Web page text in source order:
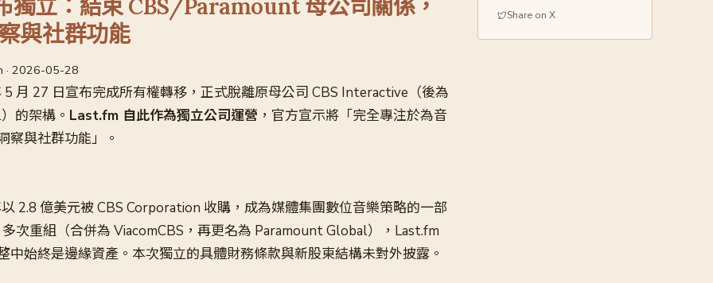
獨立：結束 CBS/Paramount 母公司關係，
與社群功能
· 2026-05-28
月 27 日宣布完成所有權轉移，正式脫離原母公司 CBS Interactive（後為
的架構。 Last.fm 自此作為獨立公司運營 ，官方宣示將「完全專注於為音
察與社群功能」。
2.8 億美元被 CBS Corporation 收購，成為媒體集團數位音樂策略的一部
次重組（合併為 ViacomCBS，再更名為 Paramount Global），Last.fm
中始終是邊緣資產。本次獨立的具體財務條款與新股東結構未對外披露。
Share on X